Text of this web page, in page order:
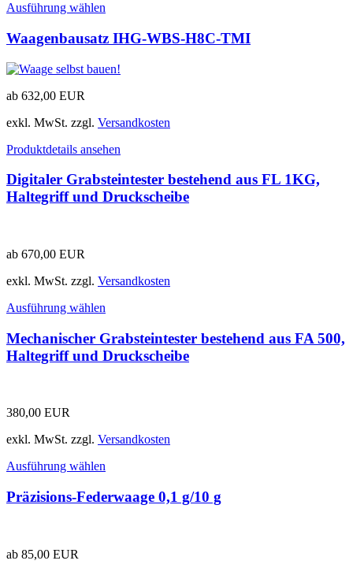
Ausführung wählen
Waagenbausatz IHG-WBS-H8C-TMI
ab 632,00 EUR
exkl. MwSt. zzgl. Versandkosten
Produktdetails ansehen
Digitaler Grabsteintester bestehend aus FL 1KG,
Haltegriff und Druckscheibe
ab 670,00 EUR
exkl. MwSt. zzgl. Versandkosten
Ausführung wählen
Mechanischer Grabsteintester bestehend aus FA 500,
Haltegriff und Druckscheibe
380,00 EUR
exkl. MwSt. zzgl. Versandkosten
Ausführung wählen
Präzisions-Federwaage 0,1 g/10 g
ab 85,00 EUR